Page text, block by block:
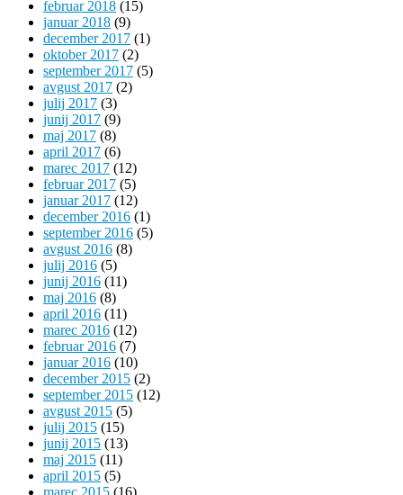
februar 2018 (15)
januar 2018 (9)
december 2017 (1)
oktober 2017 (2)
september 2017 (5)
avgust 2017 (2)
julij 2017 (3)
junij 2017 (9)
maj 2017 (8)
april 2017 (6)
marec 2017 (12)
februar 2017 (5)
januar 2017 (12)
december 2016 (1)
september 2016 (5)
avgust 2016 (8)
julij 2016 (5)
junij 2016 (11)
maj 2016 (8)
april 2016 (11)
marec 2016 (12)
februar 2016 (7)
januar 2016 (10)
december 2015 (2)
september 2015 (12)
avgust 2015 (5)
julij 2015 (15)
junij 2015 (13)
maj 2015 (11)
april 2015 (5)